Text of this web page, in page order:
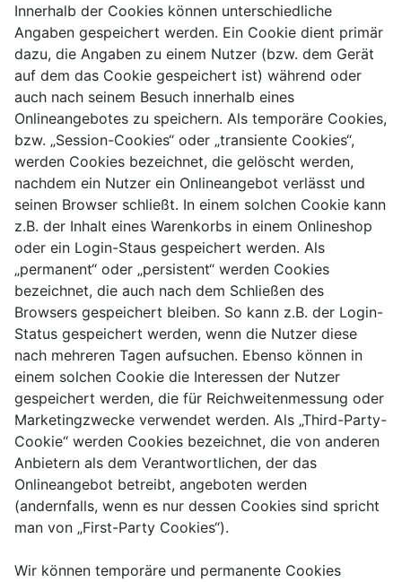
Innerhalb der Cookies können unterschiedliche
Angaben gespeichert werden. Ein Cookie dient primär
dazu, die Angaben zu einem Nutzer (bzw. dem Gerät
auf dem das Cookie gespeichert ist) während oder
auch nach seinem Besuch innerhalb eines
Onlineangebotes zu speichern. Als temporäre Cookies,
bzw. „Session-Cookies“ oder „transiente Cookies“,
werden Cookies bezeichnet, die gelöscht werden,
nachdem ein Nutzer ein Onlineangebot verlässt und
seinen Browser schließt. In einem solchen Cookie kann
z.B. der Inhalt eines Warenkorbs in einem Onlineshop
oder ein Login-Staus gespeichert werden. Als
„permanent“ oder „persistent“ werden Cookies
bezeichnet, die auch nach dem Schließen des
Browsers gespeichert bleiben. So kann z.B. der Login-
Status gespeichert werden, wenn die Nutzer diese
nach mehreren Tagen aufsuchen. Ebenso können in
einem solchen Cookie die Interessen der Nutzer
gespeichert werden, die für Reichweitenmessung oder
Marketingzwecke verwendet werden. Als „Third-Party-
Cookie“ werden Cookies bezeichnet, die von anderen
Anbietern als dem Verantwortlichen, der das
Onlineangebot betreibt, angeboten werden
(andernfalls, wenn es nur dessen Cookies sind spricht
man von „First-Party Cookies“).
Wir können temporäre und permanente Cookies